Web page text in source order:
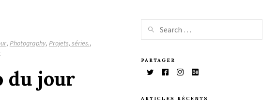
, Photography, Projets, séries.,
du jour
PARTAGER
ARTICLES RÉCENTS